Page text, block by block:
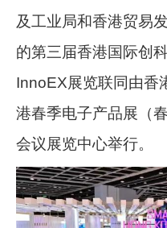
及工业局和香港贸易
的第三届香港国际创
InnoEX展览联同由香
港春季电子产品展（
会议展览中心举行。